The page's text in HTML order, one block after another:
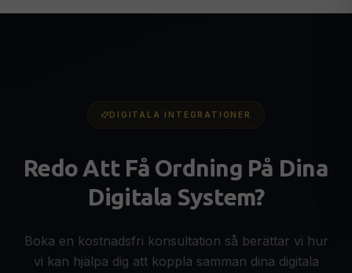
DIGITALA INTEGRATIONER
Redo Att Få Ordning På Dina
Digitala System?
Boka en kostnadsfri konsultation så berättar vi hur
vi kan hjälpa dig att koppla samman dina digitala